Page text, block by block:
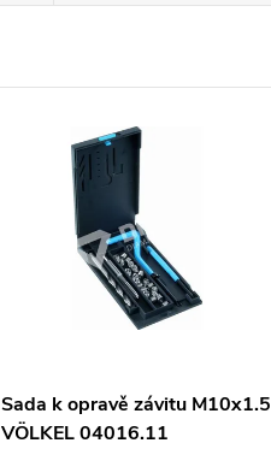
Sada k opravě závitu M10x1.5
VÖLKEL 04016.11